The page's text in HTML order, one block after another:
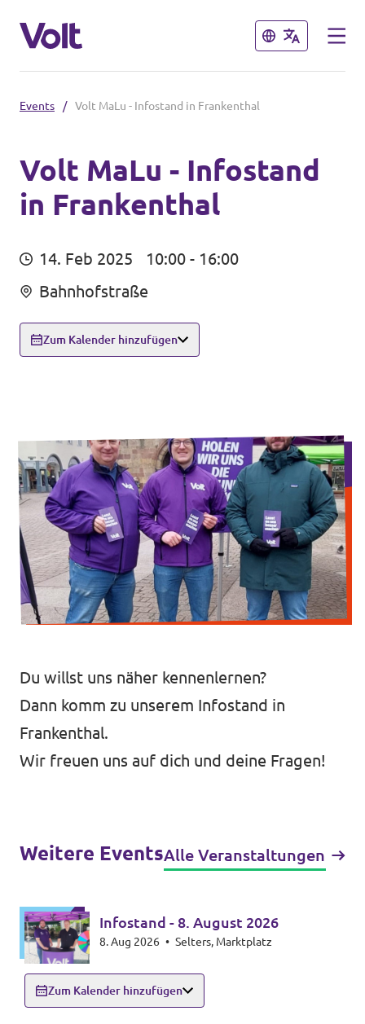
Schließen
Volt Rheinland-Pfalz
Homepage
Lokale Teams
Volt in Deutschland
Website
Schließen
Programm
Menschen
Neuigkeiten
Mache bei uns mit!
Deine Spende für Volt!
Jobs bei Volt RLP
Videos & Reels
Unterstütze Volt
Datenschutz
Kontakt
Events / Volt MaLu - Infostand in Frankenthal
Volt MaLu - Infostand
in Frankenthal
14. Feb 2025
10:00 - 16:00
Bahnhofstraße
Zum Kalender hinzufügen
Du willst uns näher kennenlernen?
Dann komm zu unserem Infostand in
Frankenthal.
Wir freuen uns auf dich und deine Fragen!
Weitere EventsAlle Veranstaltungen
Infostand - 8. August 2026
8. Aug 2026 • Selters, Marktplatz
Zum Kalender hinzufügen